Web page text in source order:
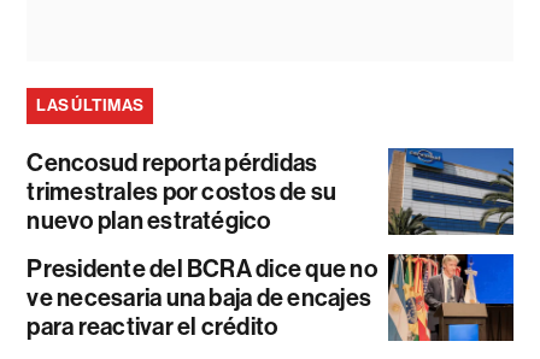
LAS ÚLTIMAS
Cencosud reporta pérdidas
trimestrales por costos de su
nuevo plan estratégico
Presidente del BCRA dice que no
ve necesaria una baja de encajes
para reactivar el crédito